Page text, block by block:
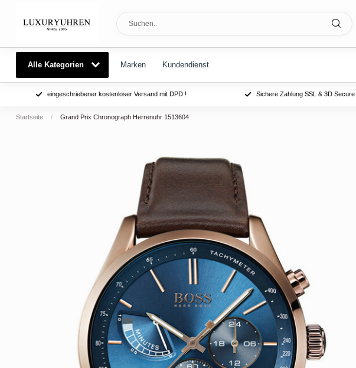
Alle Kategorien Marken Kundendienst
eingeschriebener kostenloser Versand mit DPD ! Sichere Zahlung SSL & 3D Secure
Startseite / Grand Prix Chronograph Herrenuhr 1513604